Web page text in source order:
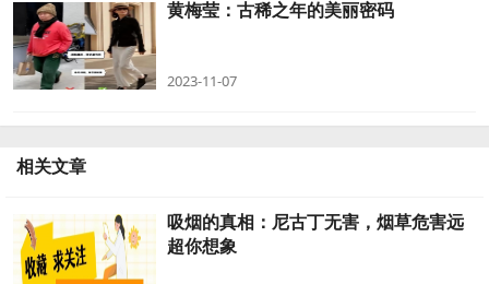
黄梅莹：古稀之年的美丽密码
2023-11-07
相关文章
吸烟的真相：尼古丁无害，烟草危害远
超你想象